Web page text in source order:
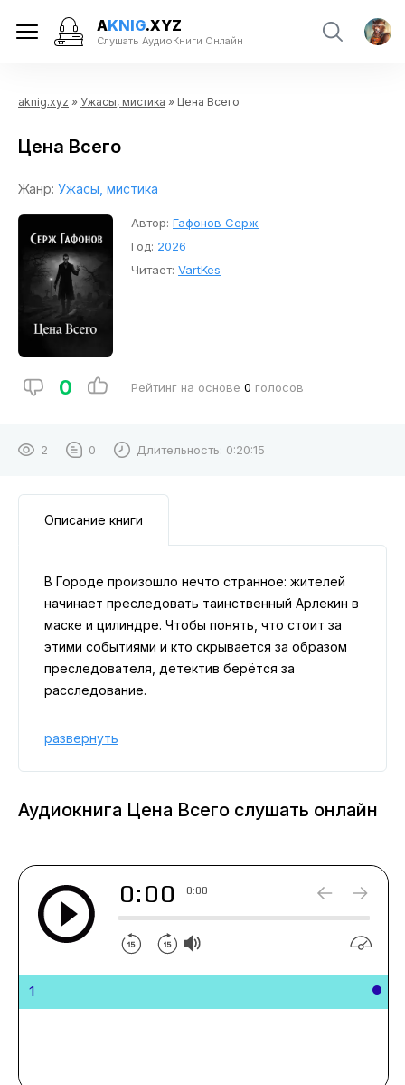
AKNIG.XYZ
Слушать АудиоКниги Онлайн
aknig.xyz » Ужасы, мистика » Цена Всего
Цена Всего
Жанр: Ужасы, мистика
Автор: Гафонов Серж
Год: 2026
Читает: VartKes
0 Рейтинг на основе 0 голосов
2 0 Длительность: 0:20:15
Описание книги
В Городе произошло нечто странное: жителей
начинает преследовать таинственный Арлекин в
маске и цилиндре. Чтобы понять, что стоит за
этими событиями и кто скрывается за образом
преследователя, детектив берётся за
расследование.
развернуть
Аудиокнига Цена Всего слушать онлайн
0:00 0:00
1